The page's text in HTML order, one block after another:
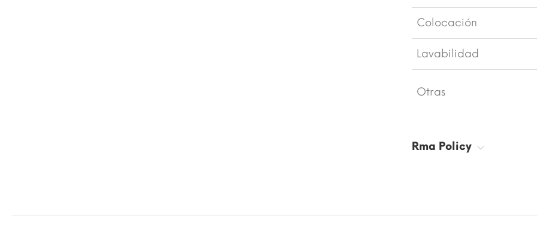
Colocación
Lavabilidad
Otras
Rma Policy